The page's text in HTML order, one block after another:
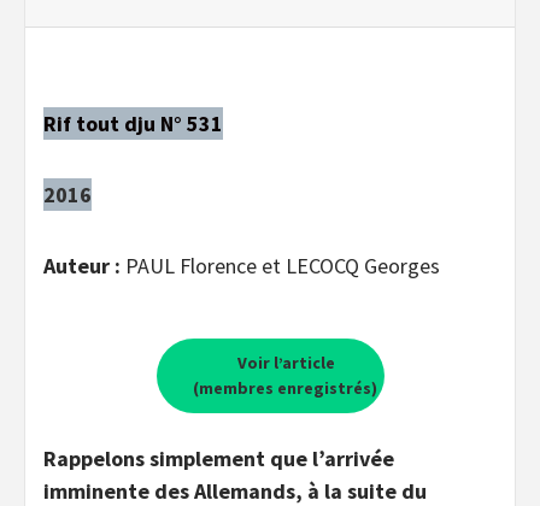
Rif tout dju N° 531
2016
Auteur : PAUL Florence et LECOCQ Georges
Voir l’article
(membres enregistrés)
Rappelons simplement que l’arrivée
imminente des Allemands, à la suite du